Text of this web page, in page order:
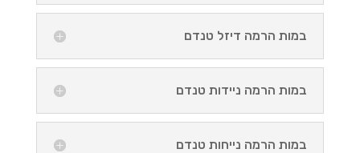
במות הרמה דיזל טנדם
במות הרמה ניידות טנדם
במות הרמה נייחות טנדם